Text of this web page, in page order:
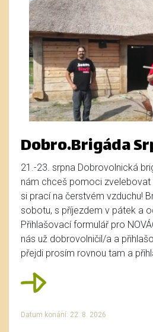
Dobro.Brigáda
21.-23. srpna Dobrovolnická
nám chceš pomoci
si prací na čerstvém vzduchu!
sobotu, s příjezdem v pátek a
Přihlašovací formulář pro
nás už dobrovolničil/a a
přejdi prosím rovnou tam a
Datum konání: 22. 8. 2026